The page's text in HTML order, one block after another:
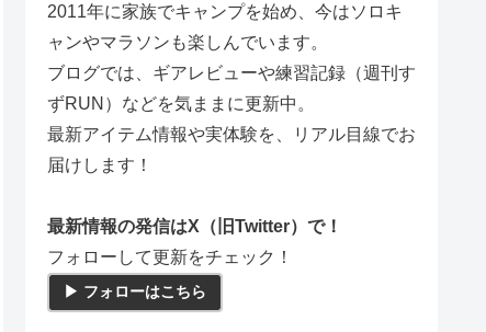
2011年に家族でキャンプを始め、今はソロキ
ャンやマラソンも楽しんでいます。
ブログでは、ギアレビューや練習記録（週刊す
ずRUN）などを気ままに更新中。
最新アイテム情報や実体験を、リアル目線でお
届けします！
最新情報の発信はX（旧Twitter）で！
フォローして更新をチェック！
▶ フォローはこちら